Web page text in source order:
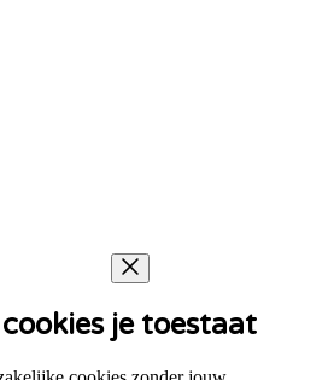
je toestaat